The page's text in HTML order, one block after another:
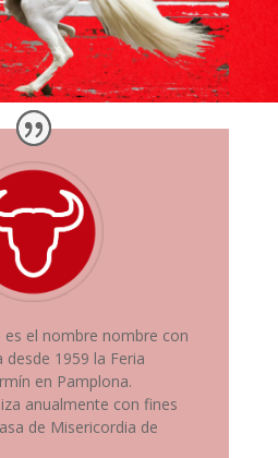
es el nombre nombre con
desde 1959 la Feria
en Pamplona.
anualmente con fines
de Misericordia de